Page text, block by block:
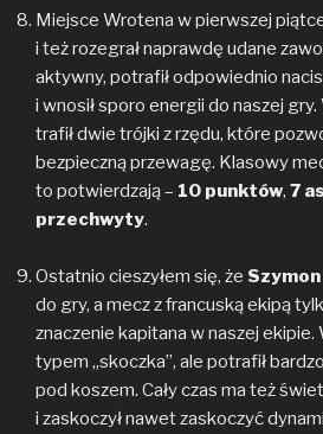
Miejsce Wrotena w pierwszej piątce
i też rozegrał naprawdę udane
aktywny, potrafił odpowiednio
i wnosił sporo energii do naszej
trafił dwie trójki z rzędu, które
bezpieczną przewagę. Klasowy
to potwierdzają – 10 punktów, 7
przechwyty.
Ostatnio cieszyłem się, że
do gry, a mecz z francuską ekipą
znaczenie kapitana w naszej
typem „skoczka”, ale potrafił
pod koszem. Cały czas ma też
i zaskoczył nawet zaskoczyć